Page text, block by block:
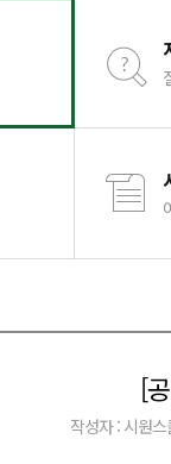
[
작성자 : 시원스